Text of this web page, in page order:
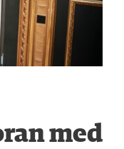
med